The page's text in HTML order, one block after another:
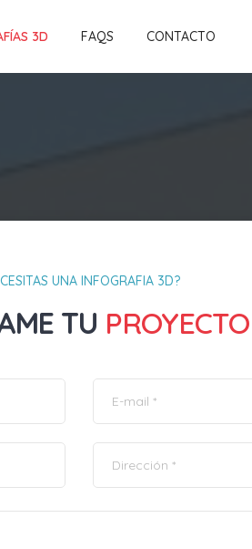
3D FAQS CONTACTO
UNA INFOGRAFIA 3D?
TU PROYECTO